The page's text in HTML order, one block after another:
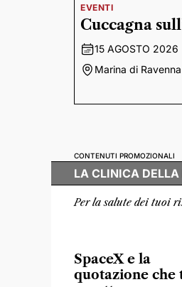
EVENTI
Cuccagna
15 AGOSTO 2026
Marina di Ravenna
CONTENUTI PROMOZIONALI
LA CLINICA
Per la salute dei tuoi
SpaceX e la
quotazione che